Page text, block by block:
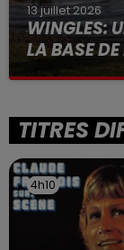
13 juillet 2026
WINGLES:
LA BASE
La victime a
TITRES
4h10
4h10